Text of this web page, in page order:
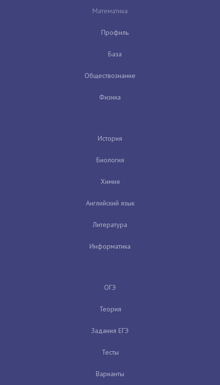
Математика
Профиль
База
Обществознание
Физика
История
Биология
Химия
Английский язык
Литература
Информатика
ОГЭ
Теория
Задания ЕГЭ
Тесты
Варианты